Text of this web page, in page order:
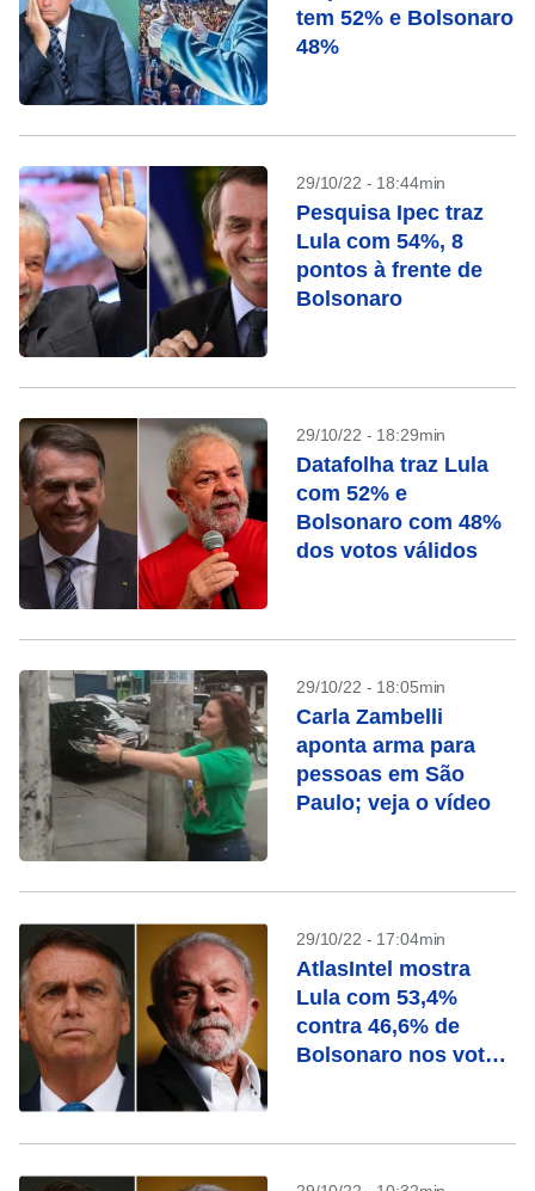
tem 52% e Bolsonaro
48%
29/10/22 - 18:44min
Pesquisa Ipec traz
Lula com 54%, 8
pontos à frente de
Bolsonaro
29/10/22 - 18:29min
Datafolha traz Lula
com 52% e
Bolsonaro com 48%
dos votos válidos
29/10/22 - 18:05min
Carla Zambelli
aponta arma para
pessoas em São
Paulo; veja o vídeo
29/10/22 - 17:04min
AtlasIntel mostra
Lula com 53,4%
contra 46,6% de
Bolsonaro nos votos